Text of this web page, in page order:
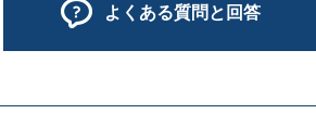
よくある質問と回答